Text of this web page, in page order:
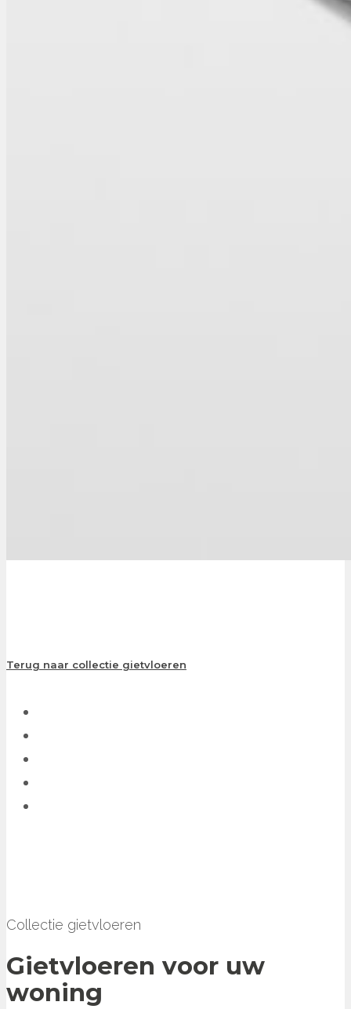
Terug naar collectie gietvloeren
Collectie gietvloeren
Gietvloeren voor uw
woning